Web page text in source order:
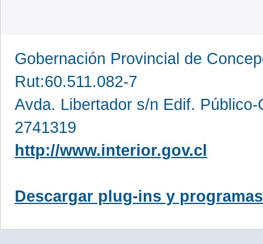
Gobernación Provincial de
Rut:60.511.082-7
Avda. Libertador s/n Edif.
2741319
http://www.interior.gov.cl
Descargar plug-ins y